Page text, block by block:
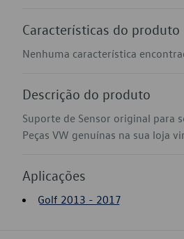
Características do produto
Nenhuma característica
Descrição do produto
Suporte de Sensor original para
Peças VW genuínas na sua loja
Aplicações
Golf 2013 - 2017